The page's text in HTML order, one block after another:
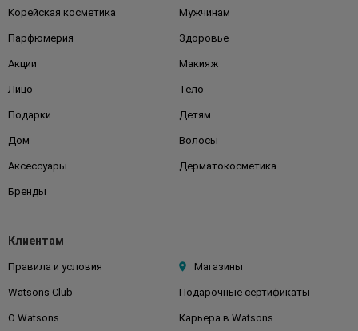
Корейская косметика Мужчинам
Парфюмерия Здоровье
Акции Макияж
Лицо Тело
Подарки Детям
Дом Волосы
Аксессуары Дерматокосметика
Бренды
Клиентам
Правила и условия Магазины
Watsons Club Подарочные сертификаты
О Watsons Карьера в Watsons